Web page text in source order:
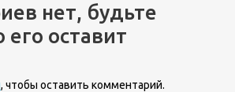
нет, будьте
оставит
, чтобы оставить комментарий.